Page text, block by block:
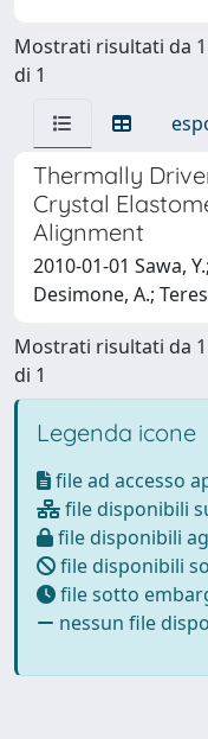
Mostrati risultati da 1
di 1
Thermally
Crystal
Alignment
2010-01-01 Sawa,
Desimone, A.;
Mostrati risultati da 1
di 1
Legenda icone
file ad accesso
file disponibili
file disponibili
file disponibili
file sotto
nessun file